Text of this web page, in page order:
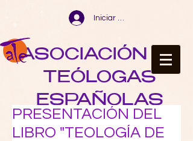
Iniciar sesión
ASOCIACIÓN DE
TEÓLOGAS
ESPAÑOLAS
PRESENTACIÓN DEL
LIBRO "TEOLOGÍA DE